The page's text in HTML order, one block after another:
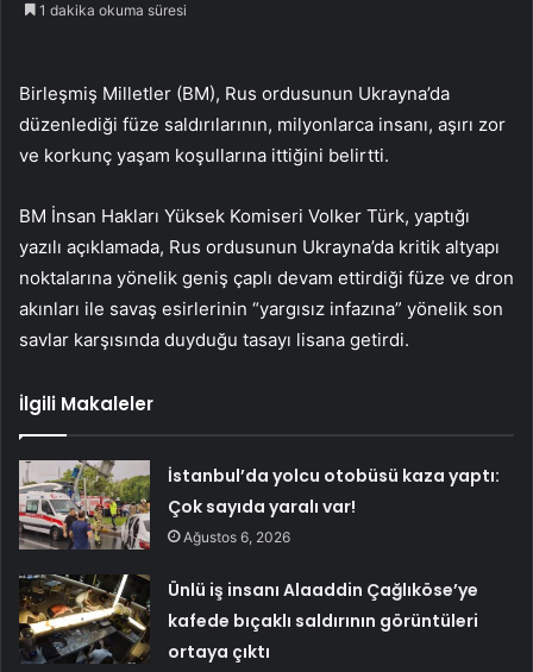
1 dakika okuma süresi
Birleşmiş Milletler (BM), Rus ordusunun Ukrayna’da
düzenlediği füze saldırılarının, milyonlarca insanı, aşırı zor
ve korkunç yaşam koşullarına ittiğini belirtti.
BM İnsan Hakları Yüksek Komiseri Volker Türk, yaptığı
yazılı açıklamada, Rus ordusunun Ukrayna’da kritik altyapı
noktalarına yönelik geniş çaplı devam ettirdiği füze ve dron
akınları ile savaş esirlerinin “yargısız infazına” yönelik son
savlar karşısında duyduğu tasayı lisana getirdi.
İlgili Makaleler
İstanbul’da yolcu otobüsü kaza yaptı:
Çok sayıda yaralı var!
Ağustos 6, 2026
Ünlü iş insanı Alaaddin Çağlıköse’ye
kafede bıçaklı saldırının görüntüleri
ortaya çıktı